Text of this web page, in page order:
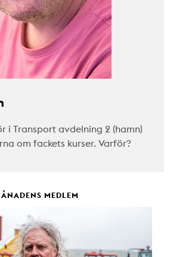
i Transport avdelning 2 (hamn)
om fackets kurser. Varför?
MEDLEM